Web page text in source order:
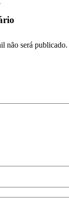
não será publicado.